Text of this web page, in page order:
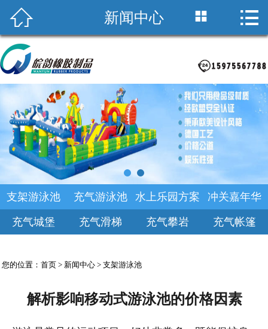
首页
积木海洋池
支架游泳池
产品中心
乐园规划
新闻中心
诚聘英才
 新闻中心  
支架游泳池 充气游泳池 水上乐园方案 冲关嘉年华
充气城堡 充气滑梯 充气攀岩 充气帐篷
您的位置： 首页 > 新闻中心 > 支架游泳池
解析影响移动式游泳池的价格因素